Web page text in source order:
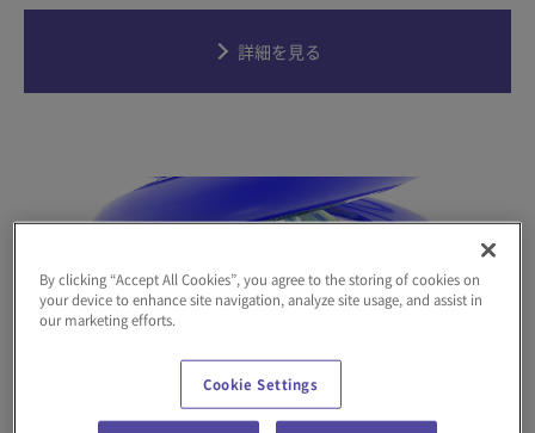
詳細を見る
By clicking “Accept All Cookies”, you agree to the storing of cookies on
your device to enhance site navigation, analyze site usage, and assist in
our marketing efforts.
Cookie Settings